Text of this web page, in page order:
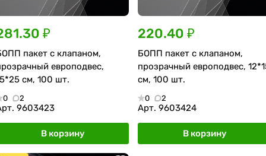
₽
пакет с клапаном,
европодвес,
см, 100 шт.
0 2
9603423
В корзину
220.40 ₽
БОПП пакет с клапаном,
прозрачный европодвес,
см, 100 шт.
0 2
Арт. 9603424
В корзину